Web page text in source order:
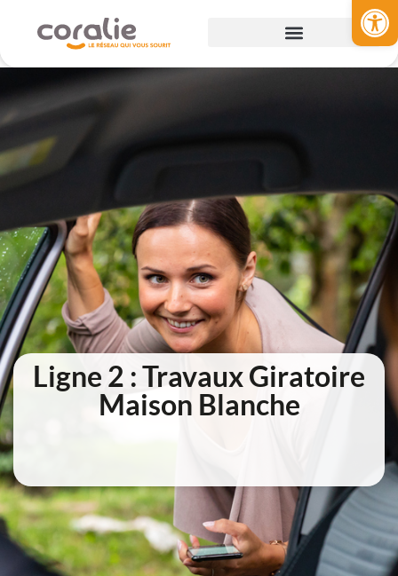
Ouvrir
Ligne 2 : Travaux Giratoire
Maison Blanche